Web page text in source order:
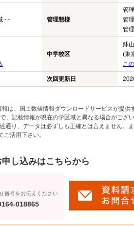
- - 管理態様
管
管
管
中学校区
鉢
(東
こ
次回更新日
は、国土数値情報ダウンロードサービスが提
記載情報が現在の学区域と異なる場合がござい
通り、データは必ずしも正確とは言えません。
活用下さい。
し込みはこちらから
番号をお伝えください
018865